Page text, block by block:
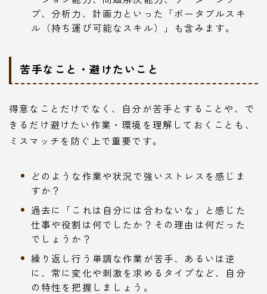
プ、分析力、計画力といった「ポータブルスキ
ル（持ち運び可能なスキル）」も含みます。
苦手なこと・避けたいこと
得意なことだけでなく、自分が苦手とすることや、で
きるだけ避けたい作業・環境を理解しておくことも、
ミスマッチを防ぐ上で重要です。
どのような作業や状況で強いストレスを感じま
すか？
過去に「これは自分には合わないな」と感じた
仕事や役割は何でしたか？その理由は何だった
でしょうか？
繰り返し行う単調な作業が苦手、あるいは逆
に、常に変化や刺激を求めるタイプなど、自分
の特性を把握しましょう。